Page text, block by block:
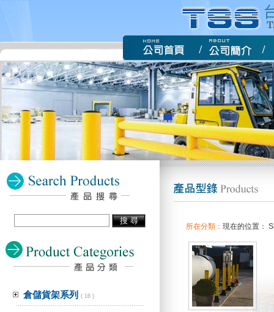
倉儲貨架系列 ( 16 )
所在分類： 現在的位置：